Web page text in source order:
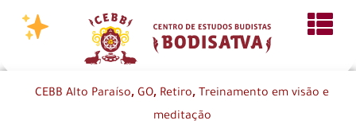
CEBB Alto Paraíso, GO, Retiro, Treinamento em visão e
meditação